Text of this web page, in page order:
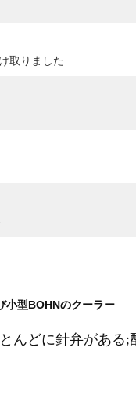
取りました
小型BOHNのクーラー
んどに針弁がある